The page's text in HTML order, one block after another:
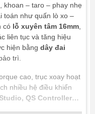
khoan – taro – phay nhẹ
toán như quấn lò xo –
có lỗ xuyên tâm 16mm
liên tục và tăng hiệu
hiện bằng dây đai
trì.
cao, trục xoay hoạt
nhiều hệ điều khiển
QS Controller…